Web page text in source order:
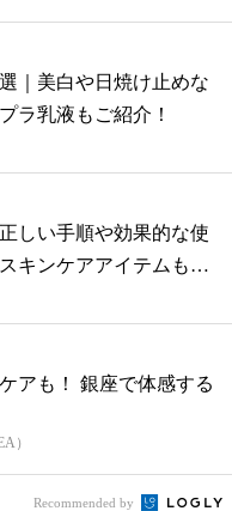
｜美白や日焼け止めな
ラ乳液もご紹介！
しい手順や効果的な使
キンケアアイテムもご
アも！ 銀座で体感する
）
Recommended by